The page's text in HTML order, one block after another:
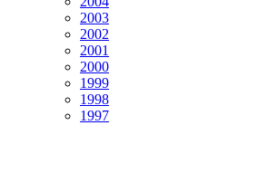
2003
2002
2001
2000
1999
1998
1997